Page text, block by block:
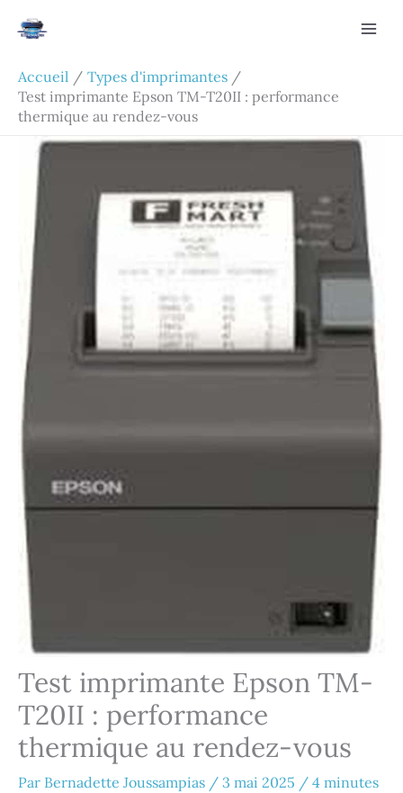
Accueil
Types d'imprimantes
Test imprimante Epson TM-T20II : performance
thermique au rendez-vous
Test imprimante Epson TM-
T20II : performance
thermique au rendez-vous
Par Bernadette Joussampias / 3 mai 2025 / 4 minutes
Rechercher